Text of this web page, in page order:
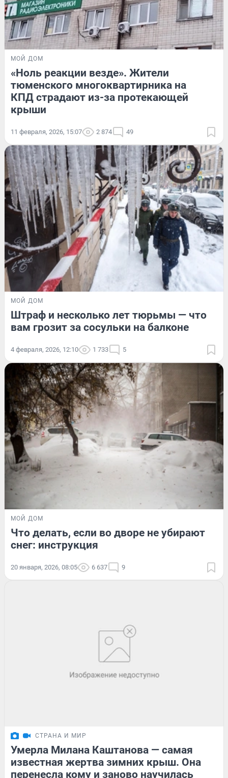
МОЙ ДОМ
«Ноль реакции везде». Жители
тюменского многоквартирника на
КПД страдают из-за протекающей
крыши
11 февраля, 2026, 15:07 2 874 49
МОЙ ДОМ
Штраф и несколько лет тюрьмы — что
вам грозит за сосульки на балконе
4 февраля, 2026, 12:10 1 733 5
МОЙ ДОМ
Что делать, если во дворе не убирают
снег: инструкция
20 января, 2026, 08:05 6 637 9
СТРАНА И МИР
Умерла Милана Каштанова — самая
известная жертва зимних крыш. Она
перенесла кому и заново научилась